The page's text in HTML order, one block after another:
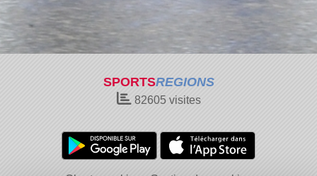
SPORTSREGIONS
82605visites